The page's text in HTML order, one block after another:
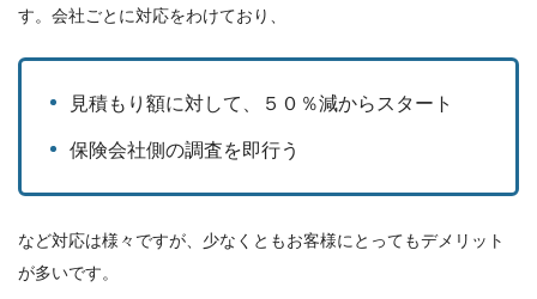
す。会社ごとに対応をわけており、
見積もり額に対して、５０％減からスタート
保険会社側の調査を即行う
など対応は様々ですが、少なくともお客様にとってもデメリット
が多いです。